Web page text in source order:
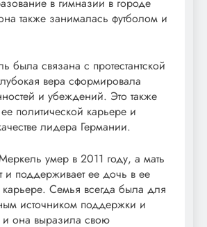
в гимназии в городе
также занималась футболом и
была связана с протестантской
вера сформировала
и убеждений. Это также
политической карьере и
лидера Германии.
умер в 2011 году, а мать
и поддерживает ее дочь в ее
карьере. Семья всегда была для
источником поддержки и
и она выразила свою